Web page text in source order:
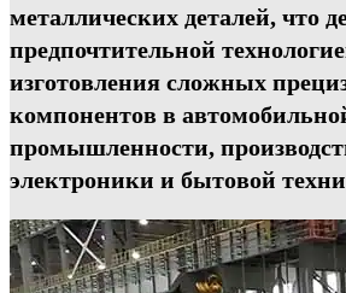
металлических деталей, что
предпочтительной
изготовления сложных
компонентов в
промышленности,
электроники и бытовой